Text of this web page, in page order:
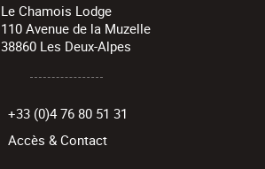
Le Chamois Lodge
110 Avenue de la Muzelle
38860 Les Deux-Alpes
+33 (0)4 76 80 51 31
Accès & Contact